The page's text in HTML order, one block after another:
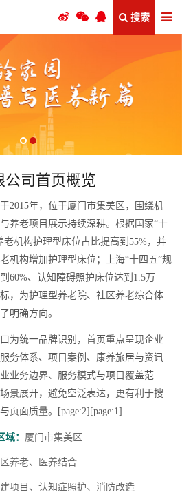
搜索
公司首页概览
2015年，位于厦门市集美区，围绕机
养老项目展示持续深耕。根据国家“十
老机构护理型床位占比提高到55%，并
机构增加护理型床位；上海“十四五”规
60%、认知障碍照护床位达到1.5万
，为护理型养老院、社区养老综合体
明确方向。
为统一品牌识别，首页重点呈现企业
务体系、项目案例、康养旅居与资讯
业务边界、服务模式与项目覆盖范
景展开，避免空泛表达，更有利于搜
页面质量。[page:2][page:1]
域： 厦门市集美区
养老、医养结合
项目、认知症照护、消防改造